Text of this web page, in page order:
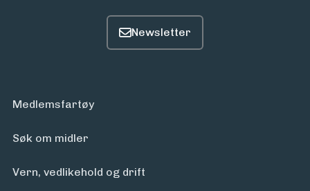
Aktuelt
Arrangementer
Medlemsfartøy
Søk om midler
Vern, vedlikehold og drift